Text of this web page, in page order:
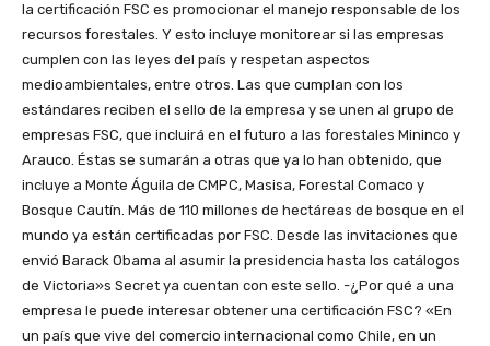
la certificación FSC es promocionar el manejo responsable de los
recursos forestales. Y esto incluye monitorear si las empresas
cumplen con las leyes del país y respetan aspectos
medioambientales, entre otros. Las que cumplan con los
estándares reciben el sello de la empresa y se unen al grupo de
empresas FSC, que incluirá en el futuro a las forestales Mininco y
Arauco. Éstas se sumarán a otras que ya lo han obtenido, que
incluye a Monte Águila de CMPC, Masisa, Forestal Comaco y
Bosque Cautín. Más de 110 millones de hectáreas de bosque en el
mundo ya están certificadas por FSC. Desde las invitaciones que
envió Barack Obama al asumir la presidencia hasta los catálogos
de Victoria»s Secret ya cuentan con este sello. -¿Por qué a una
empresa le puede interesar obtener una certificación FSC? «En
un país que vive del comercio internacional como Chile, en un